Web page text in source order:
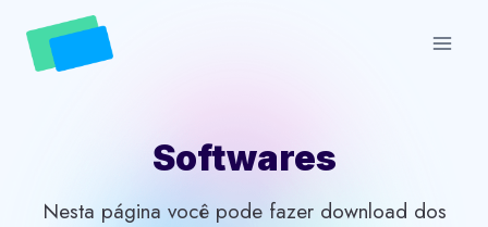
content
Softwares
Nesta página você pode fazer download dos